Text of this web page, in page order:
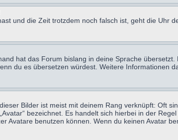
und die Zeit trotzdem noch falsch ist, geht die Uhr
hat das Forum bislang in deine Sprache
du es übersetzen würdest. Weitere Informationen
Bilder ist meist mit deinem Rang verknüpft: Oft
bezeichnet. Es handelt sich hierbei in der
Avatare benutzen können. Wenn du keinen Avatar